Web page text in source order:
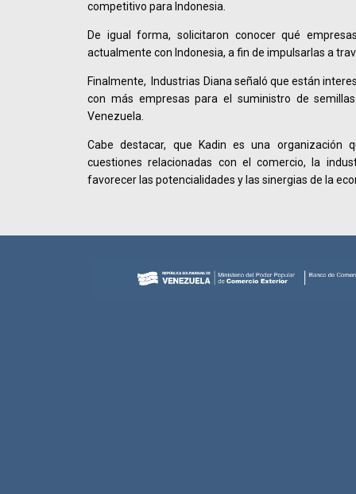
competitivo para Indonesia.
De igual forma, solicitaron conocer qué
actualmente con Indonesia, a fin de impulsarlas a
Finalmente, Industrias Diana señaló que están
con más empresas para el suministro de
Venezuela.
Cabe destacar, que Kadin es una organización
cuestiones relacionadas con el comercio, la
favorecer las potencialidades y las sinergias de la